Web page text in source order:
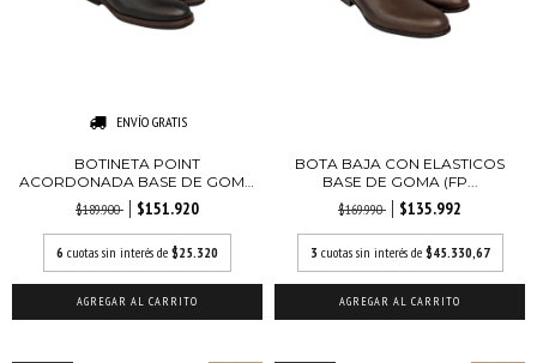
ENVÍO GRATIS
BOTINETA POINT
ACORDONADA BASE DE GOMA
(...
$189.900 $151.920
6 cuotas sin interés de $25.320
AGREGAR AL CARRITO
BOTA BAJA CON ELASTICOS
BASE DE GOMA (FP...
$169.990
$135.992
3 cuotas sin interés de $45.330,67
AGREGAR AL CARRITO